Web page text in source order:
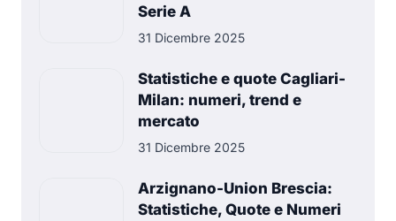
Serie A
31 Dicembre 2025
Statistiche e quote Cagliari-
Milan: numeri, trend e
mercato
31 Dicembre 2025
Arzignano-Union Brescia:
Statistiche, Quote e Numeri